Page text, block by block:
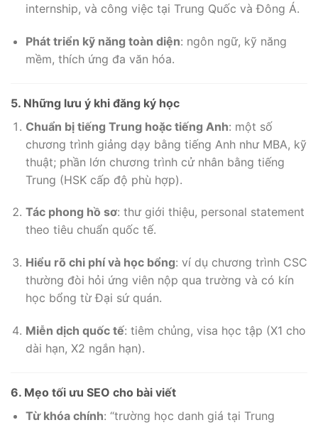
internship, và công việc tại Trung Quốc và Đông Á.
Phát triển kỹ năng toàn diện: ngôn ngữ, kỹ năng
mềm, thích ứng đa văn hóa.
5. Những lưu ý khi đăng ký học
Chuẩn bị tiếng Trung hoặc tiếng Anh: một số
chương trình giảng dạy bằng tiếng Anh như MBA, kỹ
thuật; phần lớn chương trình cử nhân bằng tiếng
Trung (HSK cấp độ phù hợp).
Tác phong hồ sơ: thư giới thiệu, personal statement
theo tiêu chuẩn quốc tế.
Hiểu rõ chi phí và học bổng: ví dụ chương trình CSC
thường đòi hỏi ứng viên nộp qua trường và có kín
học bổng từ Đại sứ quán.
Miễn dịch quốc tế: tiêm chủng, visa học tập (X1 cho
dài hạn, X2 ngắn hạn).
6. Mẹo tối ưu SEO cho bài viết
Từ khóa chính: “trường học danh giá tại Trung